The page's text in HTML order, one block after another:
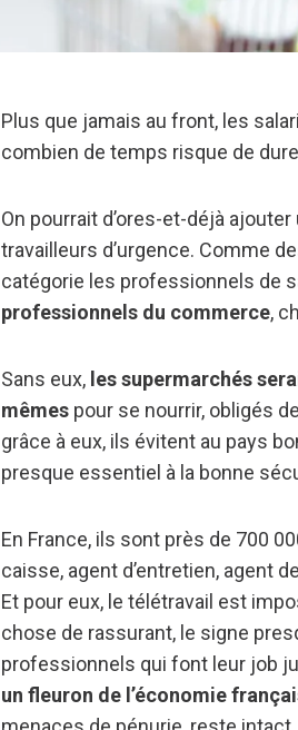
Plus que jamais au front, les
combien de temps risque de
On pourrait d’ores-et-déjà
travailleurs d’urgence. Comme
catégorie les professionnels de
professionnels du commerce,
Sans eux, les supermarchés
mêmes pour se nourrir, obligés
grâce à eux, ils évitent au pays
presque essentiel à la bonne
En France, ils sont près de 700
caisse, agent d’entretien, agent
Et pour eux, le télétravail est
chose de rassurant, le signe
professionnels qui font leur job
un fleuron de l’économie